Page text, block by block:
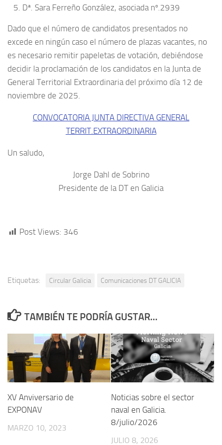
Dª. Sara Ferreño González, asociada nº.2939
Dado que el número de candidatos presentados no
excede en ningún caso el número de plazas vacantes, no
es necesario remitir papeletas de votación, debiéndose
decidir la proclamación de los candidatos en la Junta de
General Territorial Extraordinaria del próximo día 12 de
noviembre de 2025.
CONVOCATORIA JUNTA DIRECTIVA GENERAL
TERRIT.EXTRAORDINARIA
Un saludo,
Jorge Dahl de Sobrino
Presidente de la DT en Galicia
Post Views: 346
Etiquetas: Circular Galicia Comunicaciones DT GALICIA
TAMBIÉN TE PODRÍA GUSTAR...
XV Anviversario de
EXPONAV
MARZO 10, 2023
Noticias sobre el sector
naval en Galicia.
8/julio/2026
JULIO 8, 2026